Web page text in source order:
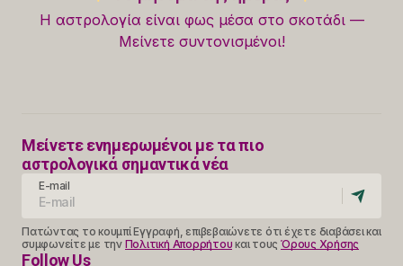
Η αστρολογία είναι φως μέσα στο σκοτάδι —
Μείνετε συντονισμένοι!
Μείνετε ενημερωμένοι με τα πιο
αστρολογικά σημαντικά νέα
E-mail
Πατώντας το κουμπί Εγγραφή, επιβεβαιώνετε ότι έχετε διαβάσει και
συμφωνείτε με την Πολιτική Απορρήτου και τους Όρους Χρήσης
Follow Us